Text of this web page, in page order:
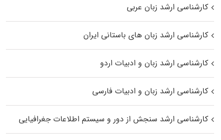
کارشناسی ارشد زبان عربی
کارشناسی ارشد زبان‌ های باستانی ایران
کارشناسی ارشد زبان و ادبیات اردو
کارشناسی ارشد زبان و ادبیات فارسی
کارشناسی ارشد سنجش از دور و سیستم اطلاعات جغرافیایی